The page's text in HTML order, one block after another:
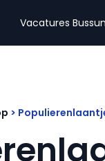
Vacatures